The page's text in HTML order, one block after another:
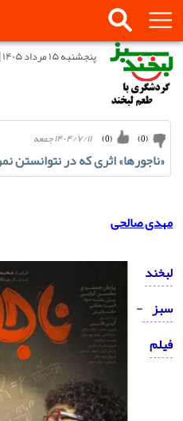
پنجشنبه ۱۵ مرداد ۱۴۰۵ | ۱۲:۱۹:۳۱
۱۴۰۴/۷/۱۱ جمعه (
0
) (
0
)
«ناجورها» اثری که در نتوانستن
مهدی صالحی
لبخند
سبز -
فیلم